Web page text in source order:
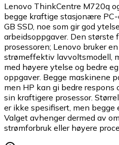
Lenovo ThinkCentre M720q
begge kraftige stasjonære
GB SSD, noe som gir god
arbeidsoppgaver. Den største
prosessoren; Lenovo bruker
strømeffektiv lavvoltsmodell,
med høyere ytelse og bedre
oppgaver. Begge maskinene
men HP kan gi bedre
sin kraftigere prosessor.
er ikke spesifisert, men
Valget avhenger dermed av
strømforbruk eller høyere